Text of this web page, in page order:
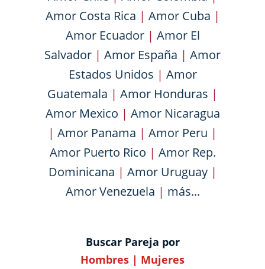
Amor Costa Rica | Amor Cuba |
Amor Ecuador| Amor El
Salvador | Amor España | Amor
Estados Unidos | Amor
Guatemala | Amor Honduras |
Amor Mexico | Amor Nicaragua
| Amor Panama | Amor Peru |
Amor Puerto Rico | Amor Rep.
Dominicana | Amor Uruguay|
Amor Venezuela | más...
Buscar Pareja por
Hombres | Mujeres